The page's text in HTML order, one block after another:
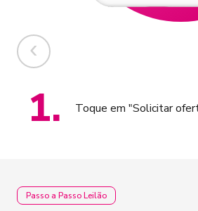
1. Toque em "Solicitar
Passo a Passo Leilão